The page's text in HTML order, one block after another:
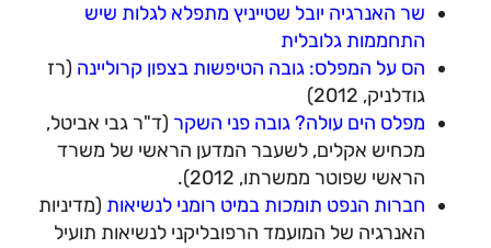
שר האנרגיה יובל שטייניץ מתפלא לגלות שיש
התחממות גלובלית
הס על המפלס: גובה הטיפשות בצפון קרוליינה (רז
גודלניק, 2012)
מפלס הים עולה? גובה פני השקר (ד"ר גבי אביטל,
מכחיש אקלים, לשעבר המדען הראשי של משרד
הראשי שפוטר ממשרתו, 2012).
חברות הנפט תומכות במיט רומני לנשיאות (מדיניות
האנרגיה של המועמד הרפובליקני לנשיאות תועיל